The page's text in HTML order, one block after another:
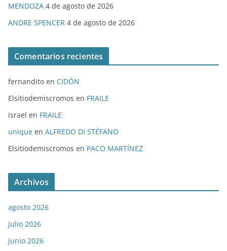
MENDOZA 4 de agosto de 2026
ANDRE SPENCER 4 de agosto de 2026
Comentarios recientes
fernandito en CIDÓN
Elsitiodemiscromos en FRAILE
israel en FRAILE
unique en ALFREDO DI STÉFANO
Elsitiodemiscromos en PACO MARTÍNEZ
Archivos
agosto 2026
julio 2026
junio 2026